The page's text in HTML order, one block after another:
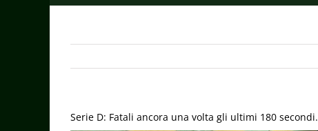
Serie D: Fatali ancora una volta gli ultimi 180 secondi.